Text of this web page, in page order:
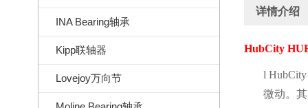
INA Bearing轴承
Kipp联轴器
Lovejoy万向节
详情介绍
HubCity
l HubCity
微动。